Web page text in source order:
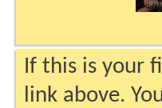
If this is your
link above.